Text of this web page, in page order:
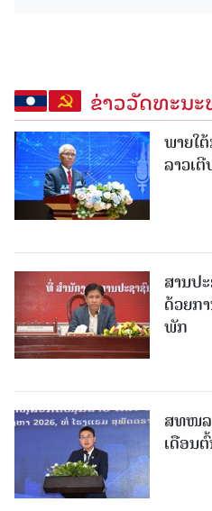
ຂ່າວວັດທະນ
ພາຍໃ
ລາວເ
ສານປ
ດ້ວຍກ
ພັກ
ສທໜລ
ເດືອນ